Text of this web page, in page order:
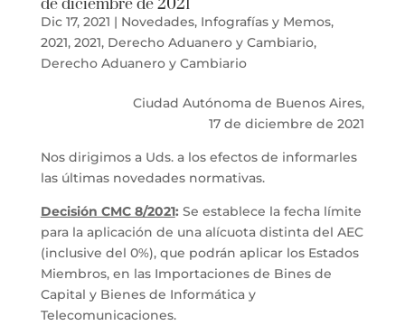
de diciembre de 2021
Dic 17, 2021 | Novedades, Infografías y Memos,
2021, 2021, Derecho Aduanero y Cambiario,
Derecho Aduanero y Cambiario
Ciudad Autónoma de Buenos Aires,
17 de diciembre de 2021
Nos dirigimos a Uds. a los efectos de informarles
las últimas novedades normativas.
Decisión CMC 8/2021: Se establece la fecha límite
para la aplicación de una alícuota distinta del AEC
(inclusive del 0%), que podrán aplicar los Estados
Miembros, en las Importaciones de Bines de
Capital y Bienes de Informática y
Telecomunicaciones.